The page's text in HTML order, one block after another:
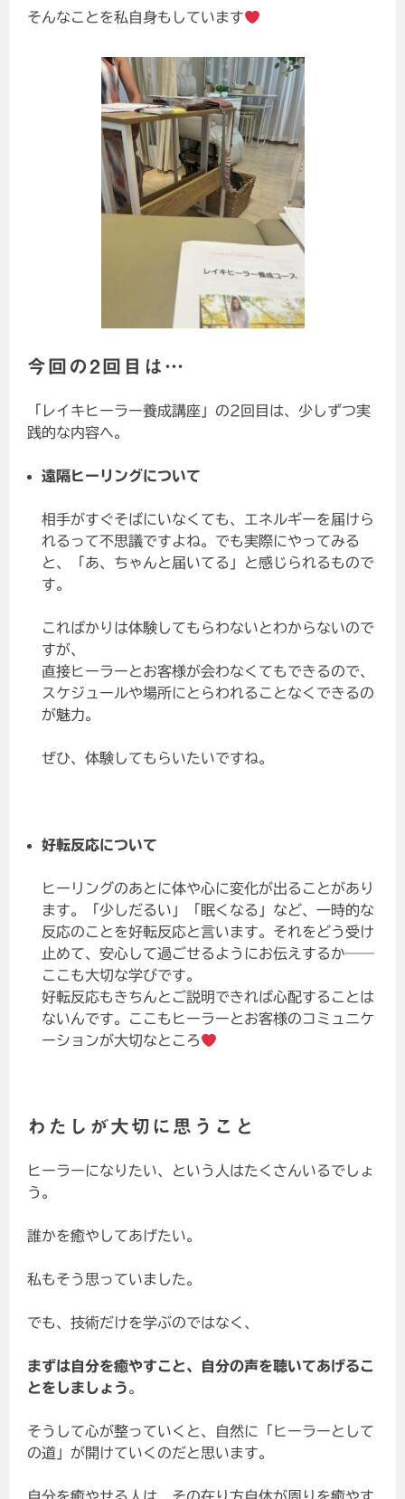
そんなことを私自身もしています
今回の2回目は…
「レイキヒーラー養成講座」の2回目は、少しずつ実
践的な内容へ。
遠隔ヒーリングについて
相手がすぐそばにいなくても、エネルギーを届けら
れるって不思議ですよね。でも実際にやってみる
と、「あ、ちゃんと届いてる」と感じられるもので
す。
こればかりは体験してもらわないとわからないので
すが、
直接ヒーラーとお客様が会わなくてもできるので、
スケジュールや場所にとらわれることなくできるの
が魅力。
ぜひ、体験してもらいたいですね。
好転反応について
ヒーリングのあとに体や心に変化が出ることがあり
ます。「少しだるい」「眠くなる」など、一時的な
反応のことを好転反応と言います。それをどう受け
止めて、安心して過ごせるようにお伝えするか――
ここも大切な学びです。
好転反応もきちんとご説明できれば心配することは
ないんです。ここもヒーラーとお客様のコミュニケ
ーションが大切なところ
わたしが大切に思うこと
ヒーラーになりたい、という人はたくさんいるでしょ
う。
誰かを癒やしてあげたい。
私もそう思っていました。
でも、技術だけを学ぶのではなく、
まずは自分を癒やすこと、自分の声を聴いてあげるこ
とをしましょう。
そうして心が整っていくと、自然に「ヒーラーとして
の道」が開けていくのだと思います。